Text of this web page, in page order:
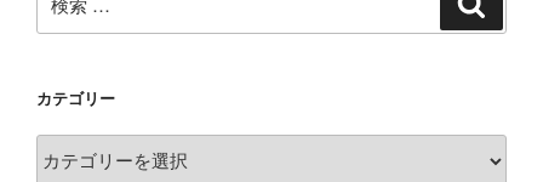
索:
カテゴリー